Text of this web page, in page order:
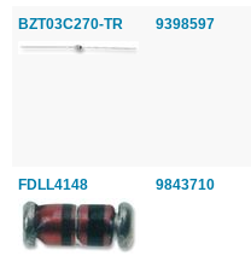
BZT03C270-TR 9398597
FDLL4148 9843710